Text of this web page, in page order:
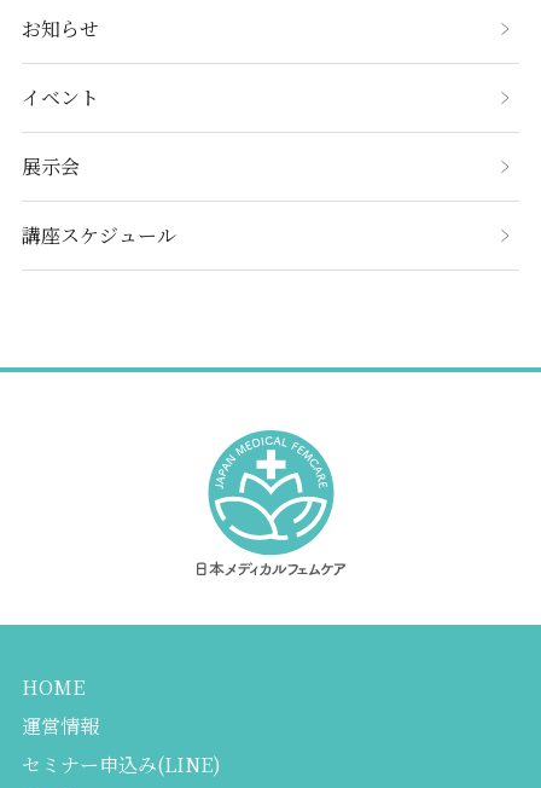
お知らせ
イベント
展示会
講座スケジュール
HOME
運営情報
セミナー申込み(LINE)